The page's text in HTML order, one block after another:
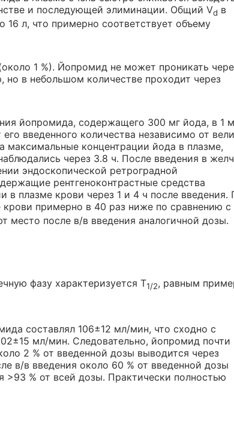
и последующей элиминации. Общий Vd в
16 л, что примерно соответствует объему
1 %). Йопромид не может проникать
но в небольшом количестве проходит через
йопромида, содержащего 300 мг йода, в 1
введенного количества независимо от
максимальные концентрации йода в плазме,
через 3.8 ч. После введения в
эндоскопической ретроградной
рентгеноконтрастные средства
в плазме крови через 1 и 4 ч после введения.
крови примерно в 40 раз ниже по сравнению с
после в/в введения аналогичной дозы.
фазу характеризуется Т1/2, равным
составлял 106±12 мл/мин, что сходно с
мл/мин. Следовательно, йопромид почти
2 % от введенной дозы выводится через
в/в введения около 60 % от введенной дозы
>93 % от всей дозы. Практически полностью